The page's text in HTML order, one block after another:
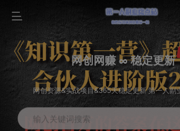
网创网赚 ∞ 稳定更新
网创资源&实战项目&365天稳定更新 第一人
输入关键词搜索